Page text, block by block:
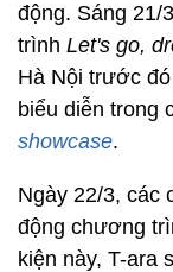
động. Sáng 21/
trình Let's go,
Hà Nội trước
biểu diễn trong
showcase.
Ngày 22/3, các
động chương
kiện này, T-ara